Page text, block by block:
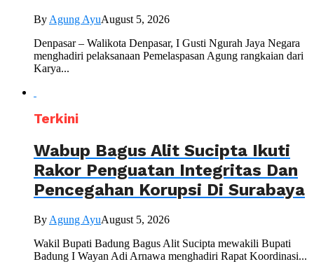
By Agung AyuAugust 5, 2026
Denpasar – Walikota Denpasar, I Gusti Ngurah Jaya Negara
menghadiri pelaksanaan Pemelaspasan Agung rangkaian dari
Karya...
Terkini
Wabup Bagus Alit Sucipta Ikuti
Rakor Penguatan Integritas Dan
Pencegahan Korupsi Di Surabaya
By Agung AyuAugust 5, 2026
Wakil Bupati Badung Bagus Alit Sucipta mewakili Bupati
Badung I Wayan Adi Arnawa menghadiri Rapat Koordinasi...